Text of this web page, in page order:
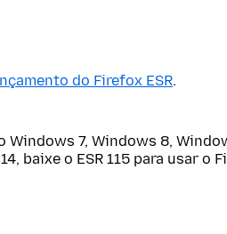
do Firefox ESR.
Windows 7, Windows 8,
baixe o ESR 115 para usar o